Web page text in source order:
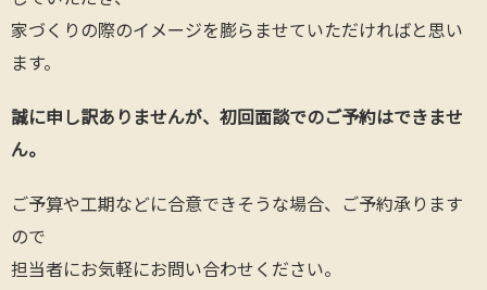
家づくりの際のイメージを膨らませていただければと思い
ます。
誠に申し訳ありませんが、初回面談でのご予約はできませ
ん。
ご予算や工期などに合意できそうな場合、ご予約承ります
ので
担当者にお気軽にお問い合わせください。